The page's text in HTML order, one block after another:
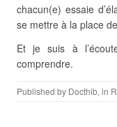
chacun(e) essaie
se mettre à la place
Et je suis à
comprendre.
Published by Docthib, in